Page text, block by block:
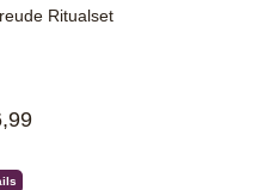
Ritualset
Preis: